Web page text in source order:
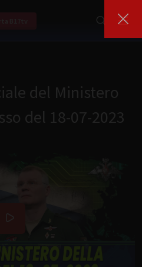
del Ministero
del 18-07-2023